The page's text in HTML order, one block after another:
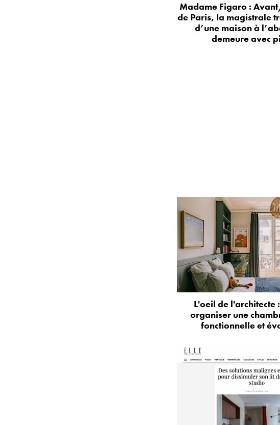
Madame Figaro :
de Paris, la magistrale
d’une maison à
demeure avec
L'oeil de l'architecte
organiser une
fonctionnelle et